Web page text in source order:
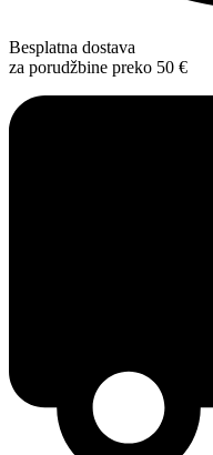
Besplatna dostava
za porudžbine preko 50 €